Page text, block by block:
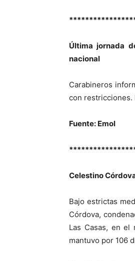
Última jornada
nacional
Carabineros
con restricciones.
Fuente: Emol
Celestino
Bajo estrictas
Córdova,
Las Casas, en el
mantuvo por 106